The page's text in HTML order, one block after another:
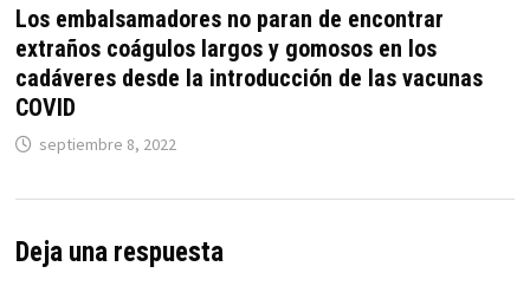
Los embalsamadores no paran de encontrar
extraños coágulos largos y gomosos en los
cadáveres desde la introducción de las vacunas
COVID
septiembre 8, 2022
Deja una respuesta